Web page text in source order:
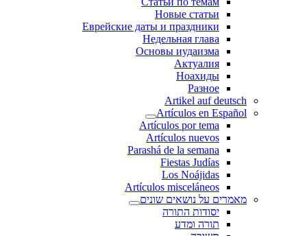
Новые статьи
Еврейские даты и праздники
Недельная глава
Основы иудаизма
Актуалия
Ноахиды
Разное
Artikel auf deutsch
Artículos en Español
Artículos por tema
Artículos nuevos
Parashá de la semana
Fiestas Judías
Los Noájidas
Artículos misceláneos
מאמרים על נושאים שונים
יסודות התורה
תורה ומדע